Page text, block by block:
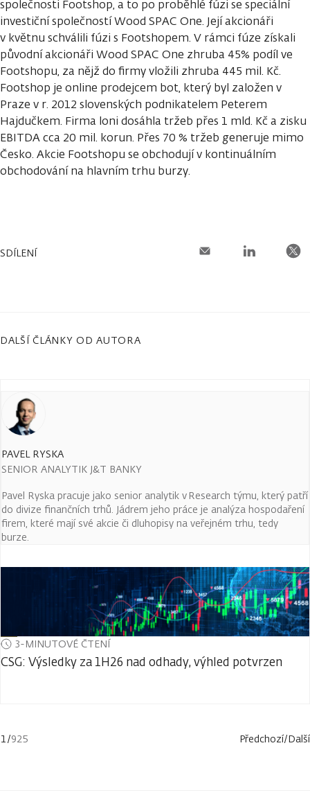
společnosti Footshop, a to po proběhlé fúzi se speciální
investiční společností Wood SPAC One. Její akcionáři
v květnu schválili fúzi s Footshopem. V rámci fúze získali
původní akcionáři Wood SPAC One zhruba 45% podíl ve
Footshopu, za nějž do firmy vložili zhruba 445 mil. Kč.
Footshop je online prodejcem bot, který byl založen v
Praze v r. 2012 slovenských podnikatelem Peterem
Hajdučkem. Firma loni dosáhla tržeb přes 1 mld. Kč a zisku
EBITDA cca 20 mil. korun. Přes 70 % tržeb generuje mimo
Česko. Akcie Footshopu se obchodují v kontinuálním
obchodování na hlavním trhu burzy.
SDÍLENÍ
DALŠÍ ČLÁNKY OD AUTORA
PAVEL RYSKA
SENIOR ANALYTIK J&T BANKY
Pavel Ryska pracuje jako senior analytik v Research týmu, který patří
do divize finančních trhů. Jádrem jeho práce je analýza hospodaření
firem, které mají své akcie či dluhopisy na veřejném trhu, tedy
burze.
3-MINUTOVÉ ČTENÍ
CSG: Výsledky za 1H26 nad odhady, výhled potvrzen
1/925 Předchozí/Další